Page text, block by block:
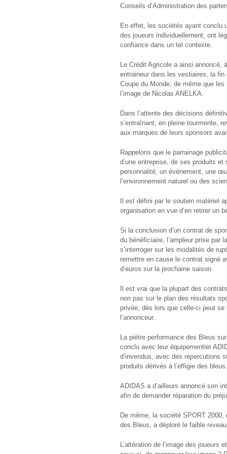
Conseils d’Administration des
En effet, les sociétés ayant conclu
des joueurs individuellement, ont
confiance dans un tel contexte.
Le Crédit Agricole a ainsi annoncé,
entraineur dans les vestiaires, la
Coupe du Monde, de même que
l’image de Nicolas ANELKA.
Dans l’attente des décisions
s’entraînant, en pleine tourmente,
aux marques de leurs sponsors
Rappelons que le parrainage
d’une entreprise, de ses produits
personnalité, un évènement, une
l’environnement naturel ou des
Il est défini par le soutien matériel
organisation en vue d’en retirer un
Si la conclusion d’un contrat de
du bénéficiaire, l’ampleur prise par
s’interroger sur les modalités de
remettre en cause le contrat signé
d’euros sur la prochaine saison.
Il est vrai que la plupart des
non pas sur le plan des résultats
privée, dès lors que celle-ci peut
l’annonceur.
La piètre performance des Bleus
conclu avec leur équipementier
d’invendus, avec des répercutions
produits dérivés à l’effigie des bleus.
ADIDAS a d’ailleurs annoncé son
afin de demander réparation du
De même, la société SPORT 2000,
des Bleus, a déploré le faible
L’altération de l’image des joueurs